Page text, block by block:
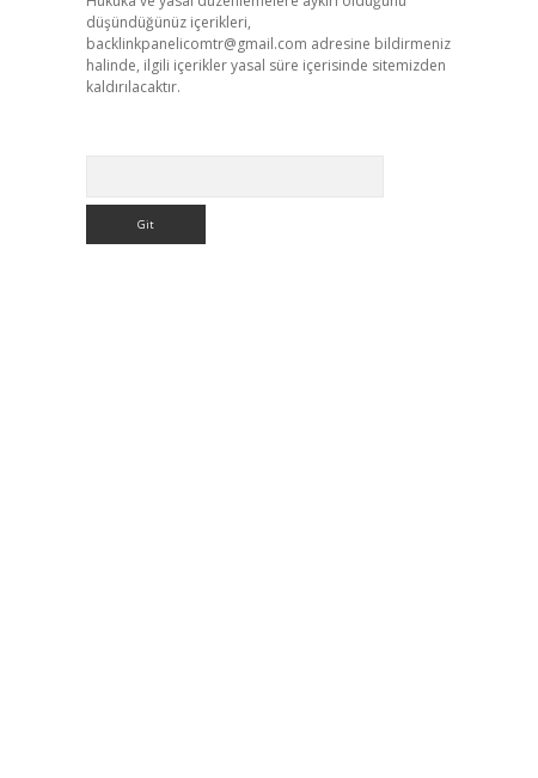
düşündüğünüz içerikleri,
backlinkpanelicomtr@gmail.com adresine bildirmeniz
halinde, ilgili içerikler yasal süre içerisinde sitemizden
kaldırılacaktır.